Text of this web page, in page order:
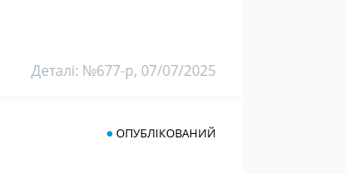
Деталі: №677-р, 07/07/2025
ОПУБЛІКОВАНИЙ